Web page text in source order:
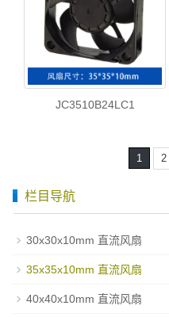
JC3510B24LC1
1 2
栏目导航
30x30x10mm 直流风扇
35x35x10mm 直流风扇
40x40x10mm 直流风扇